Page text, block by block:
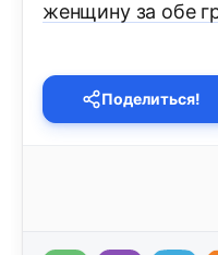
женщину за обе
Поделиться!